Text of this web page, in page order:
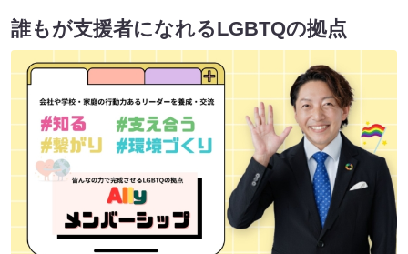
誰もが支援者になれるLGBTQの拠点